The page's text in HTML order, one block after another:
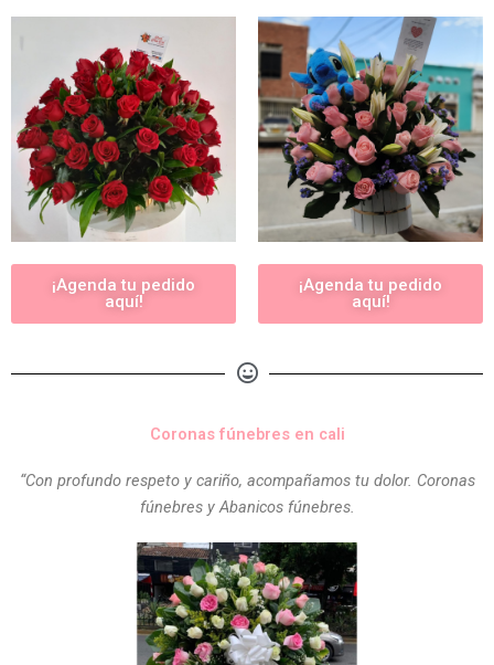
¡Agenda tu pedido
aquí!
¡Agenda tu pedido
aquí!
Coronas fúnebres en cali
“Con profundo respeto y cariño, acompañamos tu dolor. Coronas
fúnebres y Abanicos fúnebres.